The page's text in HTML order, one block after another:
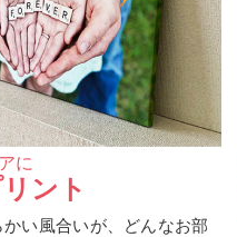
に
ント
い風合いが、どんなお部